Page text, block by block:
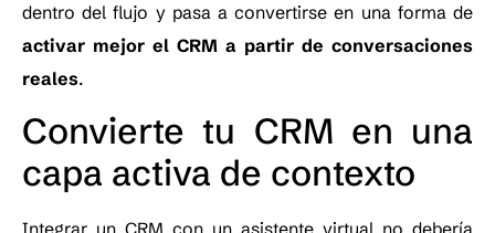
dentro del flujo y pasa a convertirse en una forma de
activar mejor el CRM a partir de conversaciones
reales.
Convierte tu CRM en una
capa activa de contexto